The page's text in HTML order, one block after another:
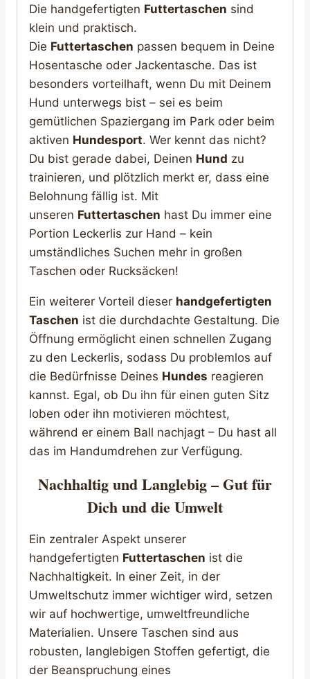
Die handgefertigten Futtertaschen sind
klein und praktisch.
Die Futtertaschen passen bequem in Deine
Hosentasche oder Jackentasche. Das ist
besonders vorteilhaft, wenn Du mit Deinem
Hund unterwegs bist – sei es beim
gemütlichen Spaziergang im Park oder beim
aktiven Hundesport. Wer kennt das nicht?
Du bist gerade dabei, Deinen Hund zu
trainieren, und plötzlich merkt er, dass eine
Belohnung fällig ist. Mit
unseren Futtertaschen hast Du immer eine
Portion Leckerlis zur Hand – kein
umständliches Suchen mehr in großen
Taschen oder Rucksäcken!
Ein weiterer Vorteil dieser handgefertigten
Taschen ist die durchdachte Gestaltung. Die
Öffnung ermöglicht einen schnellen Zugang
zu den Leckerlis, sodass Du problemlos auf
die Bedürfnisse Deines Hundes reagieren
kannst. Egal, ob Du ihn für einen guten Sitz
loben oder ihn motivieren möchtest,
während er einem Ball nachjagt – Du hast all
das im Handumdrehen zur Verfügung.
Nachhaltig und Langlebig – Gut für
Dich und die Umwelt
Ein zentraler Aspekt unserer
handgefertigten Futtertaschen ist die
Nachhaltigkeit. In einer Zeit, in der
Umweltschutz immer wichtiger wird, setzen
wir auf hochwertige, umweltfreundliche
Materialien. Unsere Taschen sind aus
robusten, langlebigen Stoffen gefertigt, die
der Beanspruchung eines